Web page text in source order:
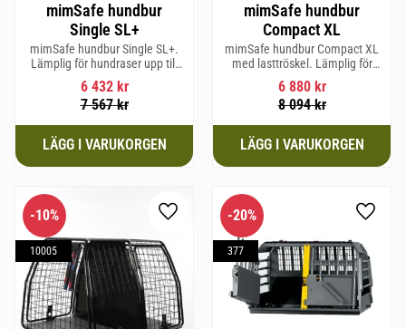
mimSafe hundbur
Single SL+
mimSafe hundbur Single SL+.
Lämplig för hundraser upp till
62 cm i mankhöjd.
6 432kr
7 567kr
mimSafe hundbur
Compact XL
mimSafe hundbur Compact XL
med lasttröskel. Lämplig för
hundraser upp till 58 cm i
mankhöjd.
6 880kr
8 094kr
10%
10005
Lägg till i favoriter
20%
377
Lägg